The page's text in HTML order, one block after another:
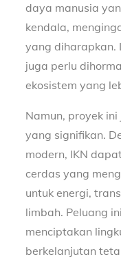
daya manusia
kendala,
yang diharapkan.
juga perlu
ekosistem yang
Namun, proyek
yang signifikan.
modern, IKN
cerdas yang
untuk energi,
limbah. Peluang
menciptakan
berkelanjutan